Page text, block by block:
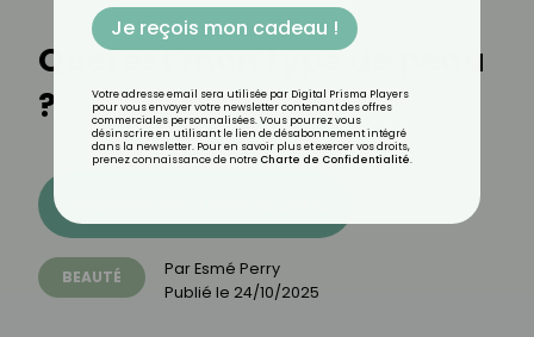
Quel est mon type de peau
?
BEAUTÉ ParEsmé Perry
Publié le 24/10/2025
Je reçois mon cadeau !
Votre adresse email sera utilisée par Digital Prisma Players
pour vous envoyer votre newsletter contenant des offres
commerciales personnalisées. Vous pourrez vous
désinscrire en utilisant le lien de désabonnement intégré
dans la newsletter. Pour en savoir plus et exercer vos droits,
prenez connaissance de notre Charte de Confidentialité.